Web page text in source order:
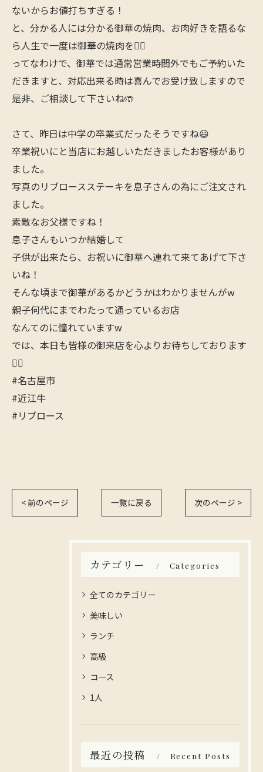
ないからお値打ちすぎる！
と、分かる人には分かる御華の焼肉、お肉好きを語るな
ら人生で一度は御華の焼肉を🙋‍♂️
ってなわけで、御華では通常営業時間外でもご予約いた
だきますと、対応出来る時は喜んでお受け致しますので
是非、ご相談して下さいね🤲
さて、昨日は中学の卒業式だったそうですね😃
卒業祝いにと当店にお越しいただきましたお客様があり
ました。
写真のリブロースステーキを息子さんの為にご注文され
ました。
素敵なお父様ですね！
息子さんもいつか結婚して
子供が出来たら、お祝いに御華へ連れて来てあげて下さ
いね！
そんな頃まで御華があるかどうかはわかりませんがw
親子何代にまでわたって通っているお店
なんてのに憧れていますw
では、本日も皆様の御来店を心よりお待ちしております
🙇‍♂️
#名古屋市
#近江牛
#リブロース
< 前のページ 一覧に戻る 次のページ >
カテゴリー Categories
全てのカテゴリー
美味しい
ランチ
高級
コース
1人
最近の投稿 Recent Posts